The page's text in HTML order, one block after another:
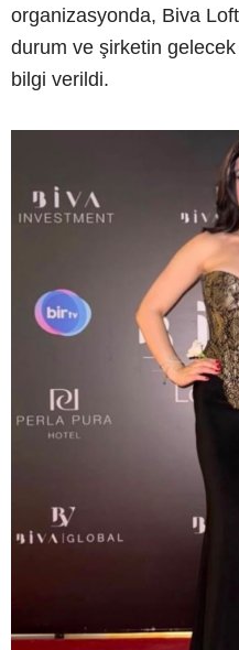
organizasyonda, Biva
durum ve şirketin gelecek
bilgi verildi.